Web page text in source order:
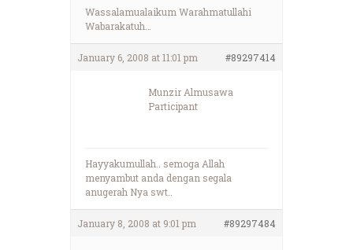
Wassalamualaikum Warahmatullahi
Wabarakatuh…
January 6, 2008 at 11:01 pm #89297414
Munzir Almusawa
Participant
Hayyakumullah.. semoga Allah
menyambut anda dengan segala
anugerah Nya swt..
January 8, 2008 at 9:01 pm #89297484